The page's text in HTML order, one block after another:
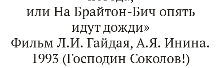
или На Брайтон-Бич опять
идут дожди»
Фильм Л.И. Гайдая, А.Я. Инина.
1993 (Господин Соколов!)